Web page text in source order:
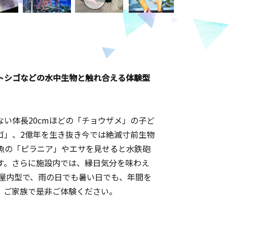
ゴなどの水中生物と触れ合える体験型
い体長20cmほどの「チョウザメ」の子ど
、2億年を生き抜き今では絶滅寸前生物
「ピラニア」やエサを見せると水鉄砲
さらに施設内では、縁日気分を味わえ
型で、雨の日でも暑い日でも、年間を
家族で是非ご体験ください。